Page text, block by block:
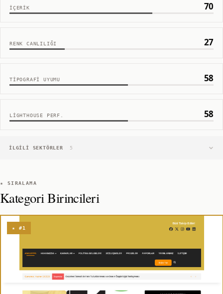
İÇERIK 70
RENK CANLILIĞI 27
TIPOGRAFI UYUMU 58
LIGHTHOUSE PERF. 58
İLGILI SEKTÖRLER 5
★ SIRALAMA
Kategori Birincileri
★ #1